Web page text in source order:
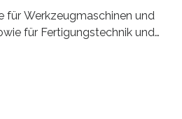
für Werkzeugmaschinen und
für Fertigungstechnik und
erzielt: Der